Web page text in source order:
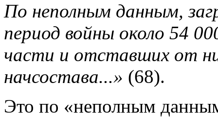
По неполным данным,
период войны около 54
части и отставших от
начсостава...» (68).
Это по «неполным